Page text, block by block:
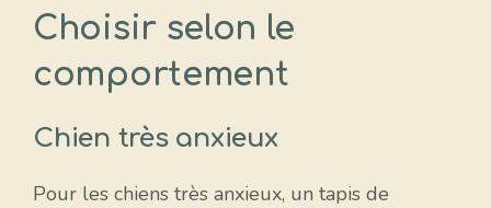
Choisir selon le
comportement
Chien très anxieux
Pour les chiens très anxieux, un tapis de